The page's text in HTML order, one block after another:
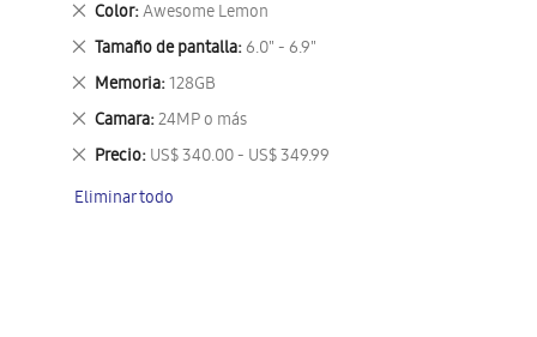
Color Awesome Lemon
Eliminar
este
artículo
Tamaño de pantalla 6.0" - 6.9"
Eliminar
este
artículo
Memoria 128GB
Eliminar
este
artículo
Camara 24MP o más
Eliminar
este
artículo
Precio US$ 340.00 - US$ 349.99
Eliminar
artículo
Eliminar todo